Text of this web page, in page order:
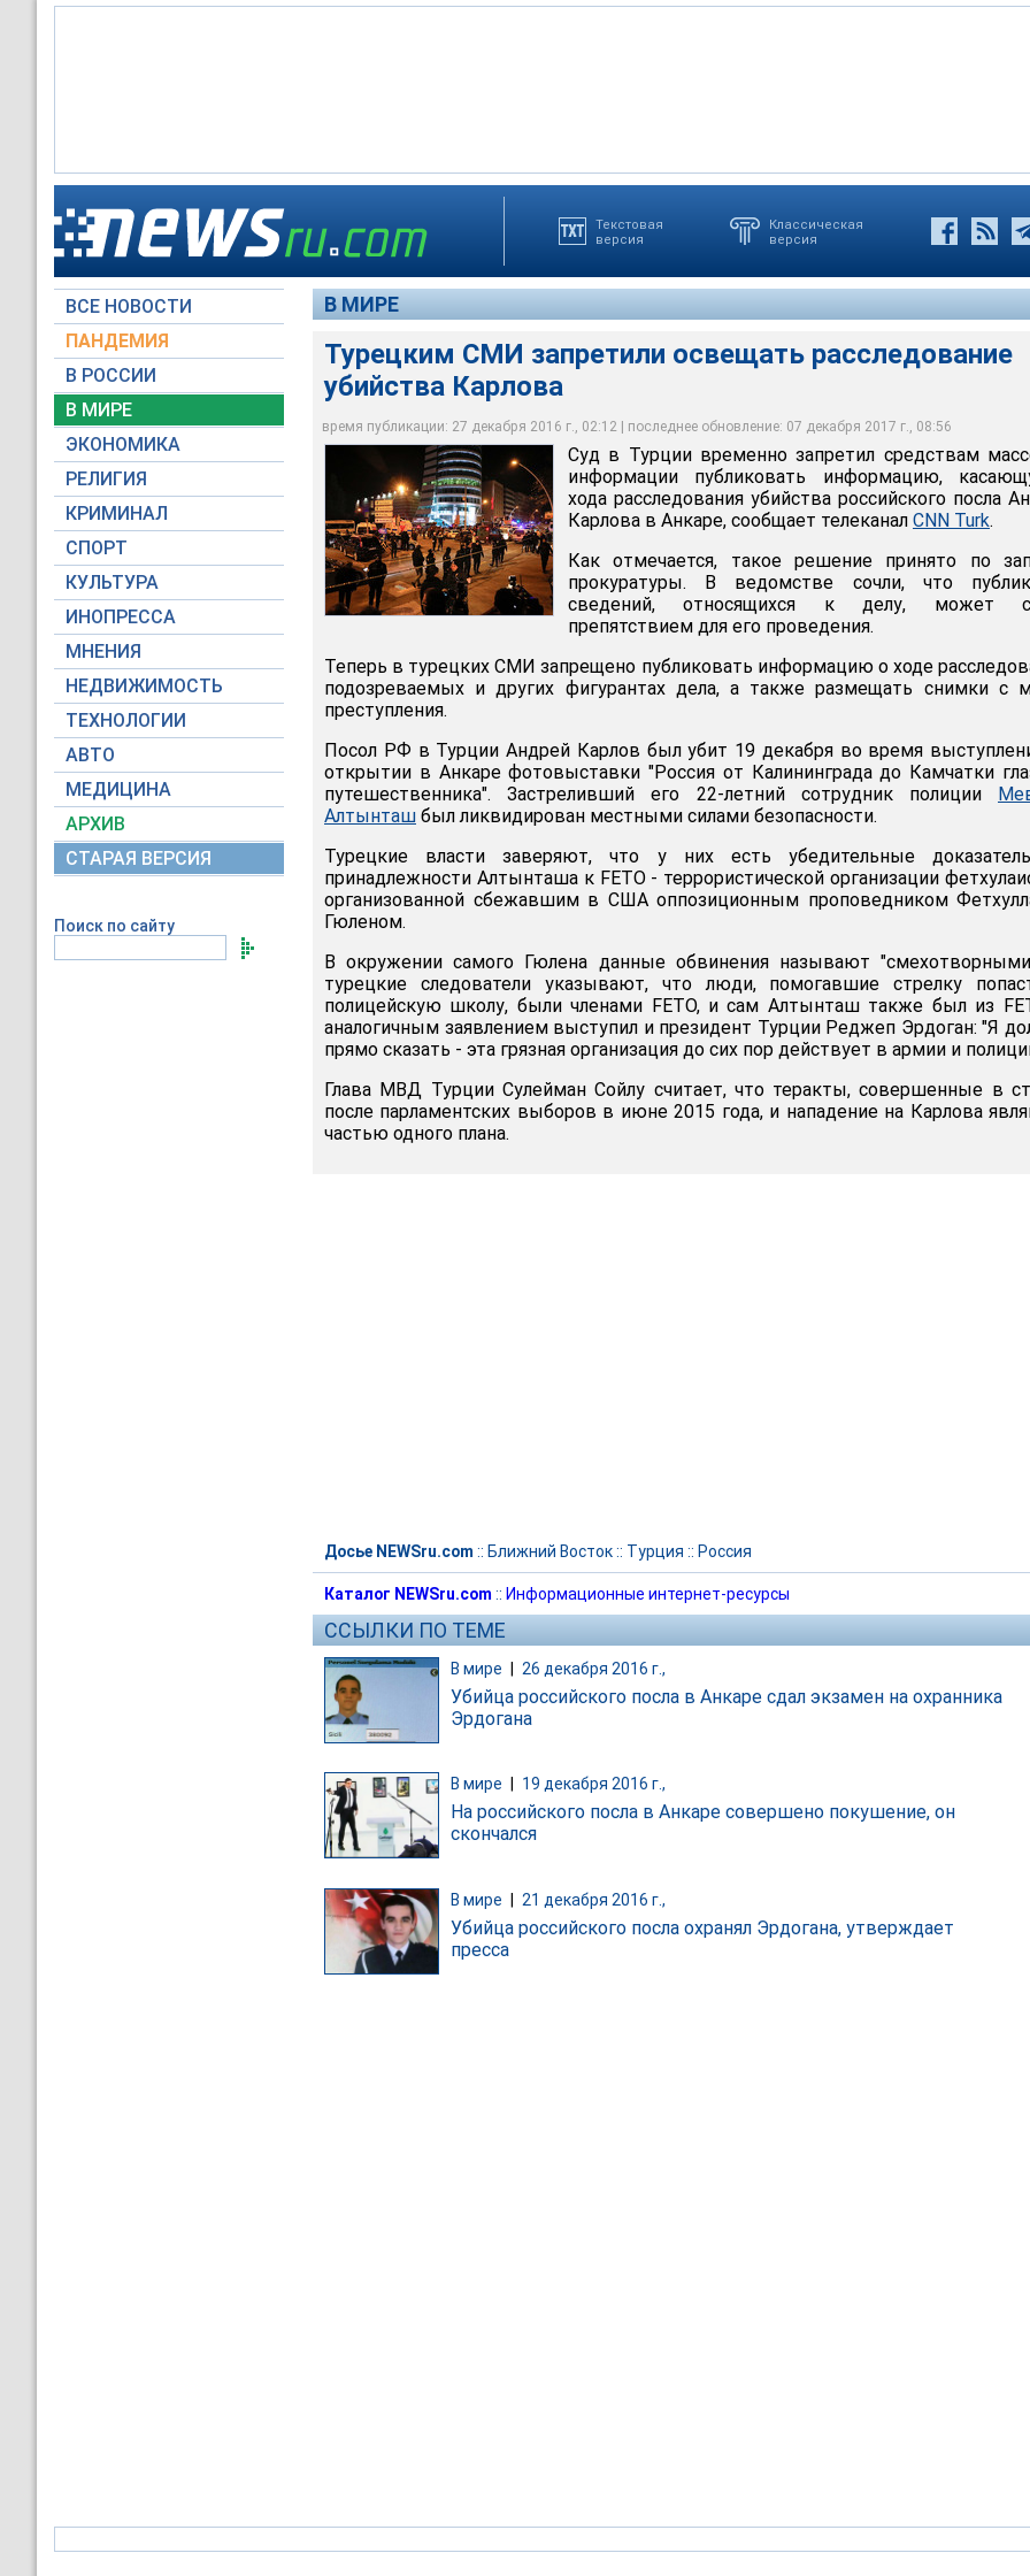
Текстовая
версия
Классическая
версия
ВСЕ НОВОСТИ
ПАНДЕМИЯ
В РОССИИ
В МИРЕ
ЭКОНОМИКА
РЕЛИГИЯ
КРИМИНАЛ
СПОРТ
КУЛЬТУРА
ИНОПРЕССА
МНЕНИЯ
НЕДВИЖИМОСТЬ
ТЕХНОЛОГИИ
АВТО
МЕДИЦИНА
АРХИВ
СТАРАЯ ВЕРСИЯ
Поиск по сайту
В МИРЕ
Турецким СМИ запретили освещать расследование
убийства Карлова
время публикации: 27 декабря 2016 г., 02:12 | последнее обновление: 07 декабря 2017 г., 08:56
Турецким СМИ запретили освещать расследование убийства Карлова
Reuters
Суд в Турции временно запретил средствам
информации публиковать информацию,
хода расследования убийства российского посла
Карлова в Анкаре, сообщает телеканал CNN Turk.
Как отмечается, такое решение принято по
прокуратуры. В ведомстве сочли, что
сведений, относящихся к делу, может
препятствием для его проведения.
Теперь в турецких СМИ запрещено публиковать информацию о ходе
подозреваемых и других фигурантах дела, а также размещать снимки с
преступления.
Посол РФ в Турции Андрей Карлов был убит 19 декабря во время
открытии в Анкаре фотовыставки "Россия от Калининграда до Камчатки
путешественника". Застреливший его 22-летний сотрудник полиции
Алтынташ был ликвидирован местными силами безопасности.
Турецкие власти заверяют, что у них есть убедительные
принадлежности Алтынташа к FETO - террористической организации
организованной сбежавшим в США оппозиционным проповедником
Гюленом.
В окружении самого Гюлена данные обвинения называют
турецкие следователи указывают, что люди, помогавшие стрелку
полицейскую школу, были членами FETO, и сам Алтынташ также был из
аналогичным заявлением выступил и президент Турции Реджеп Эрдоган: "Я
прямо сказать - эта грязная организация до сих пор действует в армии и
Глава МВД Турции Сулейман Сойлу считает, что теракты, совершенные в
после парламентских выборов в июне 2015 года, и нападение на Карлова
частью одного плана.
Досье NEWSru.com :: Ближний Восток:: Турция :: Россия
Каталог NEWSru.com :: Информационные интернет-ресурсы
ССЫЛКИ ПО ТЕМЕ
В мире 26 декабря 2016 г.,
Убийца российского посла в Анкаре сдал экзамен на охранника
Эрдогана
В мире 19 декабря 2016 г.,
На российского посла в Анкаре совершено покушение, он
скончался
В мире | 21 декабря 2016 г.,
Убийца российского посла охранял Эрдогана, утверждает
пресса